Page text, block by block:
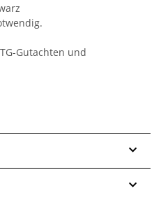
Gutachten und